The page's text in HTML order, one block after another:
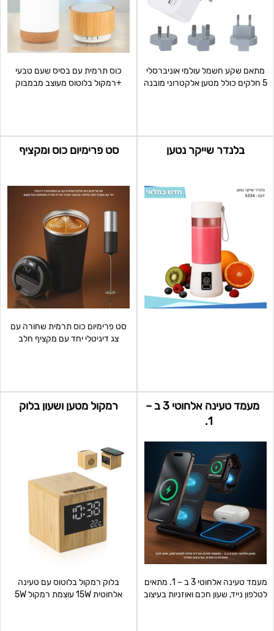
מתאם שקע חשמל עולמי אוניברסלי
5 חלקים כולל מטען אלקטרוני מובנה
כוס תרמית עם בסיס שעם טבעי
+רמקול בלוטוס מעוצב מבמבוק
בלנדר שייקר נטען סט פרימיום כוס ומקציף
סט פרימיום כוס תרמית שחורה עם
צג דיגיטלי יחד עם מקציף חלב
מעמד טעינה אלחוטי 3 ב –
1.
מעמד טעינה אלחוטי 3 ב – 1. מתאים
לטלפון נייד, שעון חכם ואוזניות בעיצוב
רמקול מטען ושעון בלוק
בלוק רמקול בלוטוס עם טעינה
אלחוטית 15W עוצמת רמקול 5W